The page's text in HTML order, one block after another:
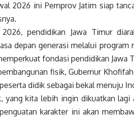
2026 ini Pemprov Jatim siap
pendidikan Jawa Timur
depan generasi melalui program
fondasi pendidikan Jawa
fisik, Gubernur
didik sebagai bekal menuju
yang kita lebih ingin dikuatkan
karakter ini akan